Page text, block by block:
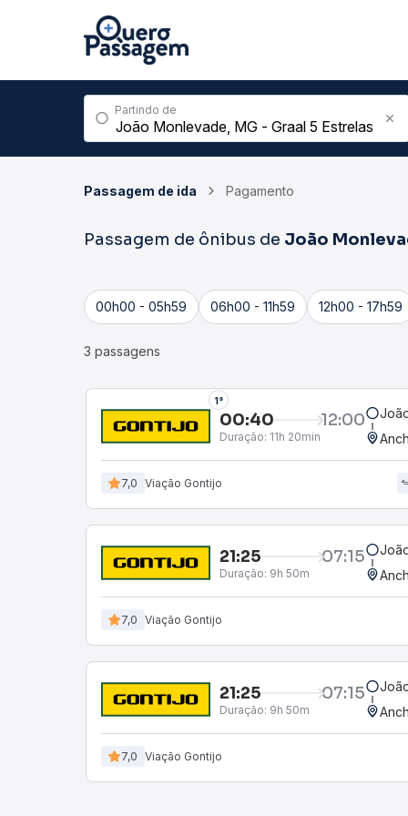
Partindo de
Passagem de ida Pagamento
Passagem de ônibus de João
00h00 - 05h59 06h00 - 11h59 12h00 - 17h59
3 passagens
1°
00:40 12:00
Duração: 11h 20min
7,0 Viação Gontijo
21:25 07:15
Duração: 9h 50m
7,0 Viação Gontijo
21:25 07:15
Duração: 9h 50m
7,0 Viação Gontijo